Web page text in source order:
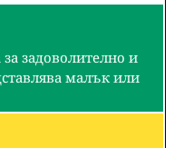
задоволително и
малък или